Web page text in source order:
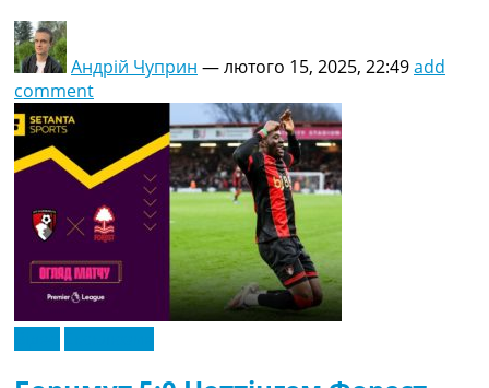
Андрій Чуприн —лютого 15, 2025, 22:49add
comment